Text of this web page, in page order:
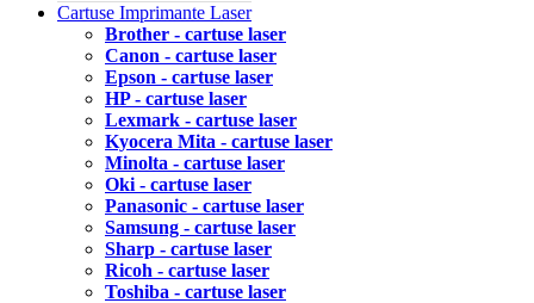
Cartuse Imprimante Laser
Brother - cartuse laser
Canon - cartuse laser
Epson - cartuse laser
HP - cartuse laser
Lexmark - cartuse laser
Kyocera Mita - cartuse laser
Minolta - cartuse laser
Oki - cartuse laser
Panasonic - cartuse laser
Samsung - cartuse laser
Sharp - cartuse laser
Ricoh - cartuse laser
Toshiba - cartuse laser